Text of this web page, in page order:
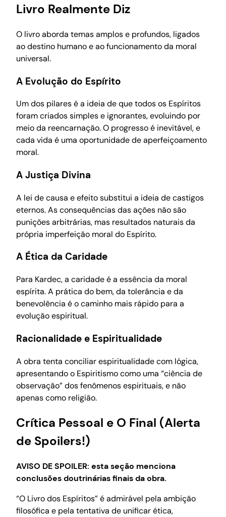
Livro Realmente Diz
O livro aborda temas amplos e profundos, ligados
ao destino humano e ao funcionamento da moral
universal.
A Evolução do Espírito
Um dos pilares é a ideia de que todos os Espíritos
foram criados simples e ignorantes, evoluindo por
meio da reencarnação. O progresso é inevitável, e
cada vida é uma oportunidade de aperfeiçoamento
moral.
A Justiça Divina
A lei de causa e efeito substitui a ideia de castigos
eternos. As consequências das ações não são
punições arbitrárias, mas resultados naturais da
própria imperfeição moral do Espírito.
A Ética da Caridade
Para Kardec, a caridade é a essência da moral
espírita. A prática do bem, da tolerância e da
benevolência é o caminho mais rápido para a
evolução espiritual.
Racionalidade e Espiritualidade
A obra tenta conciliar espiritualidade com lógica,
apresentando o Espiritismo como uma “ciência de
observação” dos fenômenos espirituais, e não
apenas como religião.
Crítica Pessoal e O Final (Alerta
de Spoilers!)
AVISO DE SPOILER: esta seção menciona
conclusões doutrinárias finais da obra.
“O Livro dos Espíritos” é admirável pela ambição
filosófica e pela tentativa de unificar ética,